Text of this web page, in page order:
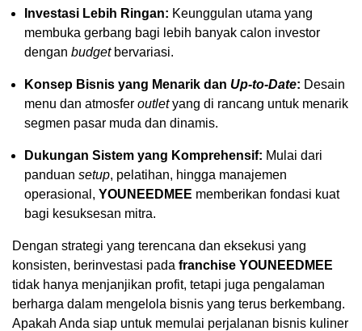
Investasi Lebih Ringan: Keunggulan utama yang
membuka gerbang bagi lebih banyak calon investor
dengan budgetbervariasi.
Konsep Bisnis yang Menarik dan Up-to-Date: Desain
menu dan atmosfer outletyang di rancang untuk menarik
segmen pasar muda dan dinamis.
Dukungan Sistem yang Komprehensif: Mulai dari
panduan setup, pelatihan, hingga manajemen
operasional, YOUNEEDMEE memberikan fondasi kuat
bagi kesuksesan mitra.
Dengan strategi yang terencana dan eksekusi yang
konsisten, berinvestasi pada franchise YOUNEEDMEE
tidak hanya menjanjikan profit, tetapi juga pengalaman
berharga dalam mengelola bisnis yang terus berkembang.
Apakah Anda siap untuk memulai perjalanan bisnis kuliner